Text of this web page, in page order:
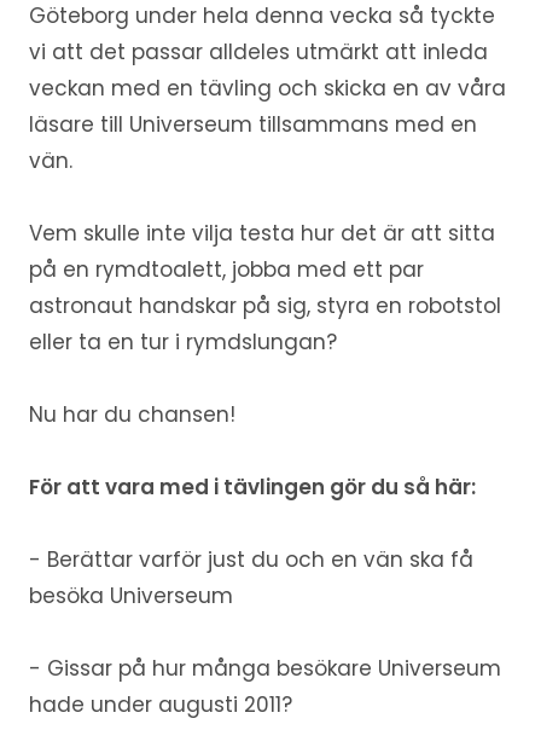
Göteborg under hela denna vecka så tyckte
vi att det passar alldeles utmärkt att inleda
veckan med en tävling och skicka en av våra
läsare till Universeum tillsammans med en
vän.
Vem skulle inte vilja testa hur det är att sitta
på en rymdtoalett, jobba med ett par
astronaut handskar på sig, styra en robotstol
eller ta en tur i rymdslungan?
Nu har du chansen!
För att vara med i tävlingen gör du så här:
- Berättar varför just du och en vän ska få
besöka Universeum
- Gissar på hur många besökare Universeum
hade under augusti 2011?